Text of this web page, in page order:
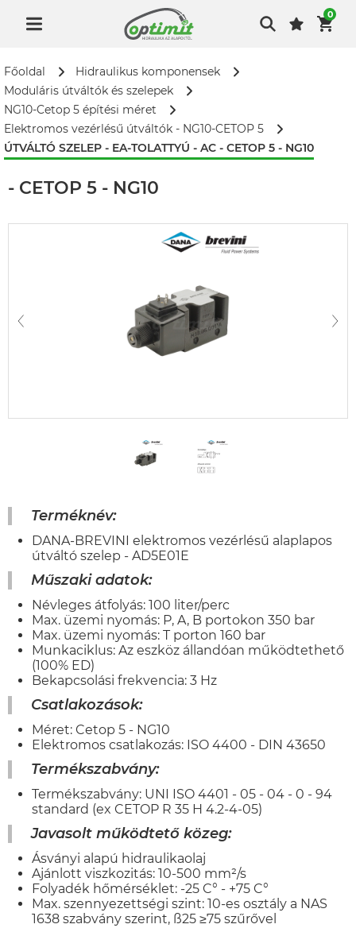
0
Főoldal
Hidraulikus komponensek
Moduláris útváltók és szelepek
NG10-Cetop 5 építési méret
Elektromos vezérlésű útváltók - NG10-CETOP 5
ÚTVÁLTÓ SZELEP - EA-TOLATTYÚ - AC - CETOP 5 - NG10
ÚTVÁLTÓ SZELEP - EA-TOLATTYÚ - AC
- CETOP 5 - NG10
Terméknév:
DANA-BREVINI elektromos vezérlésű alaplapos
útváltó szelep - AD5E01E
Műszaki adatok:
Névleges átfolyás: 100 liter/perc
Max. üzemi nyomás: P, A, B portokon 350 bar
Max. üzemi nyomás: T porton 160 bar
Munkaciklus: Az eszköz állandóan működtethető
(100% ED)
Bekapcsolási frekvencia: 3 Hz
Csatlakozások:
Méret: Cetop 5 - NG10
Elektromos csatlakozás: ISO 4400 - DIN 43650
Termékszabvány:
Termékszabvány: UNI ISO 4401 - 05 - 04 - 0 - 94
standard (ex CETOP R 35 H 4.2-4-05)
Javasolt működtető közeg:
Ásványi alapú hidraulikaolaj
Ajánlott viszkozitás: 10-500 mm²/s
Folyadék hőmérséklet: -25 C° - +75 C°
Max. szennyezettségi szint: 10-es osztály a NAS
1638 szabvány szerint, ß25 ≥75 szűrővel